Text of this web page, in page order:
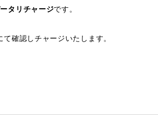
タリチャージです。
確認しチャージいたします。